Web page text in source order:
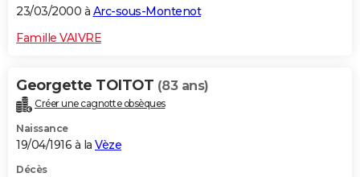
23/03/2000 à Arc-sous-Montenot
Famille VAIVRE
Georgette TOITOT (83 ans)
Créer une cagnotte obsèques
Naissance
19/04/1916 à la Vèze
Décès